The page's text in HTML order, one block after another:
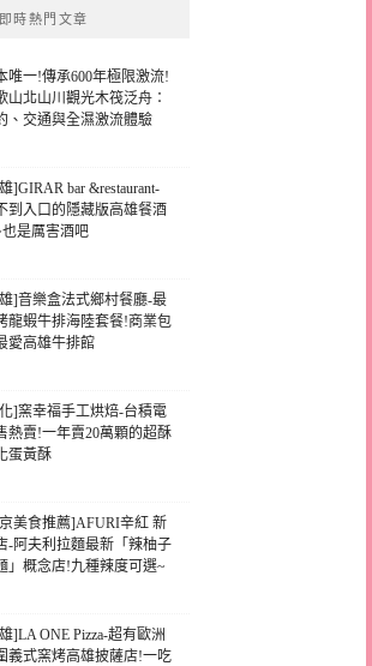
時熱門文章
唯一!傳承600年極限激流!
山北山川觀光木筏泛舟：
、交通與全濕激流體驗
]GIRAR bar &restaurant-
到入口的隱藏版高雄餐酒
是厲害酒吧
]音樂盒法式鄉村餐廳-最
龍蝦牛排海陸套餐!商業包
愛高雄牛排館
]窯幸福手工烘焙-台積電
熱賣!一年賣20萬顆的超酥
蛋黃酥
美食推薦]AFURI辛紅 新
-阿夫利拉麵最新「辣柚子
」概念店!九種辣度可選~
]LA ONE Pizza-超有歐洲
義式窯烤高雄披薩店!一吃